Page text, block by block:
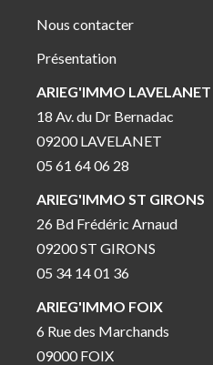
Nous contacter
Présentation
ARIEG'IMMO LAVELANET
18 Av. du Dr Bernadac
09200 LAVELANET
05 61 64 06 28
ARIEG'IMMO ST GIRONS
26 Bd Frédéric Arnaud
09200 ST GIRONS
05 34 14 01 36
ARIEG'IMMO FOIX
6 Rue des Marchands
09000 FOIX